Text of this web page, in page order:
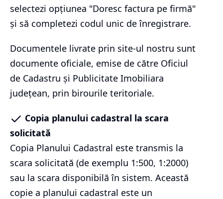
selectezi opțiunea "Doresc factura pe firmă"
și să completezi codul unic de înregistrare.
Documentele livrate prin site-ul nostru sunt
documente oficiale, emise de către Oficiul
de Cadastru și Publicitate Imobiliara
județean, prin birourile teritoriale.
Copia planului cadastral la scara
solicitată
Copia Planului Cadastral este transmis la
scara solicitată (de exemplu 1:500, 1:2000)
sau la scara disponibilă în sistem. Această
copie a planului cadastral este un